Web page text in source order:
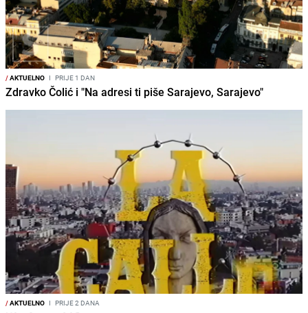
/AKTUELNO I PRIJE 1 DAN
Zdravko Čolić i "Na adresi ti piše Sarajevo, Sarajevo"
/AKTUELNO I PRIJE 2 DANA